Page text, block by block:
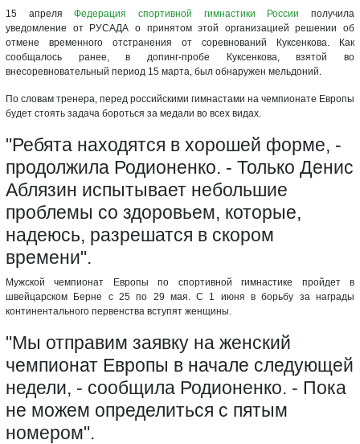
15 апреляФедерация спортивной гимнастики России получила
уведомление от РУСАДА о принятом этой организацией решении об
отмене временного отстранения от соревнований Куксенкова. Как
сообщалось ранее, в допинг-пробе Куксенкова, взятой во
внесоревновательный период 15 марта, был обнаружен мельдоний.
По словам тренера, перед российскими гимнастами на чемпионате Европы
будет стоять задача бороться за медали во всех видах.
"Ребята находятся в хорошей форме, -
продолжила Родионенко. - Только Денис
Аблязин испытывает небольшие
проблемы со здоровьем, которые,
надеюсь, разрешатся в скором
времени".
Мужской чемпионат Европы по спортивной гимнастике пройдет в
швейцарском Берне с 25 по 29 мая. С 1 июня в борьбу за награды
континентального первенства вступят женщины.
"Мы отправим заявку на женский
чемпионат Европы в начале следующей
недели, - сообщила Родионенко. - Пока
не можем определиться с пятым
номером".